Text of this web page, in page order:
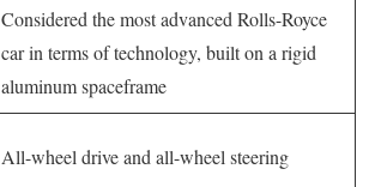
Considered the most advanced Rolls-Royce
car in terms of technology, built on a rigid
aluminum spaceframe
All-wheel drive and all-wheel steering